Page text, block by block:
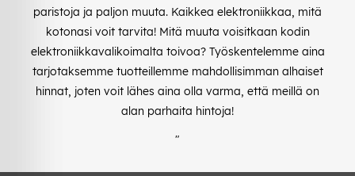
paristoja ja paljon muuta. Kaikkea elektroniikkaa, mitä
kotonasi voit tarvita! Mitä muuta voisitkaan kodin
elektroniikkavalikoimalta toivoa? Työskentelemme aina
tarjotaksemme tuotteillemme mahdollisimman alhaiset
hinnat, joten voit lähes aina olla varma, että meillä on
alan parhaita hintoja!
"